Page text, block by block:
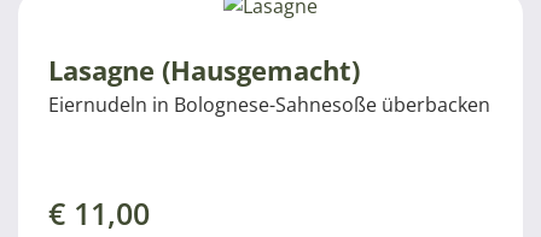
Lasagne (Hausgemacht)
Eiernudeln in Bolognese-Sahnesoße überbacken
€ 11,00